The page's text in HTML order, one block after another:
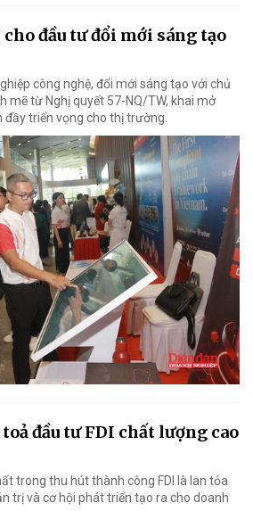
đầu tư đổi mới sáng tạo
công nghệ, đổi mới sáng tạo với chủ
mẽ từ Nghị quyết 57-NQ/TW, khai mở
triển vọng cho thị trường.
đầu tư FDI chất lượng cao
trong thu hút thành công FDI là lan tỏa
trị và cơ hội phát triển tạo ra cho doanh